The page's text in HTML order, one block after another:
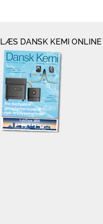
LÆS DANSK KEMI ONLINE